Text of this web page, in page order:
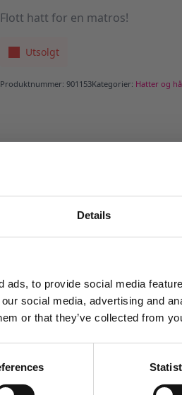
Details
ads, to provide social media
social media, advertising and
or that they’ve collected from
Flott hatt for en matros!
Utsolgt
Produktnummer:901153Kategorier: Hatter og
eksklusive tilbud og
rett i